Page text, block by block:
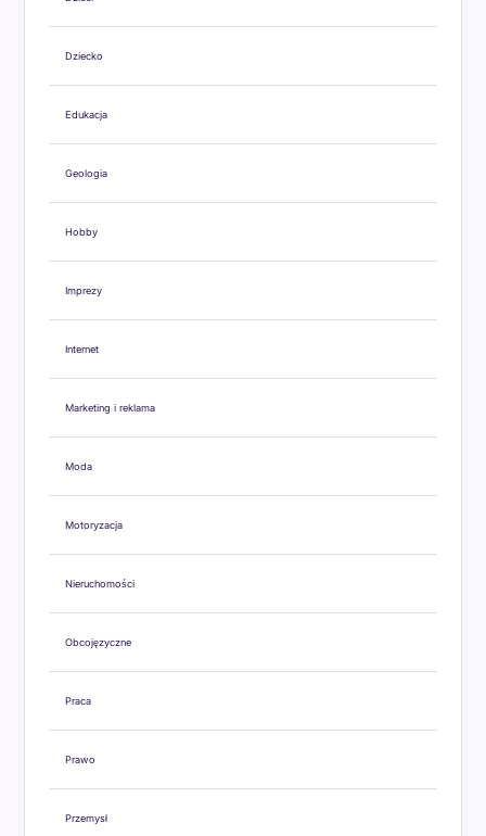
Dziecko
Edukacja
Geologia
Hobby
Imprezy
Internet
Marketing i reklama
Moda
Motoryzacja
Nieruchomości
Obcojęzyczne
Praca
Prawo
Przemysł